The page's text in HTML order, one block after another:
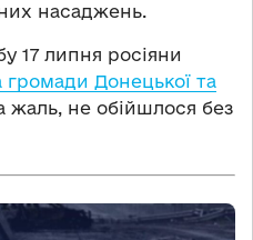
насаджень.
17 липня росіяни
громади Донецької та
жаль, не обійшлося без